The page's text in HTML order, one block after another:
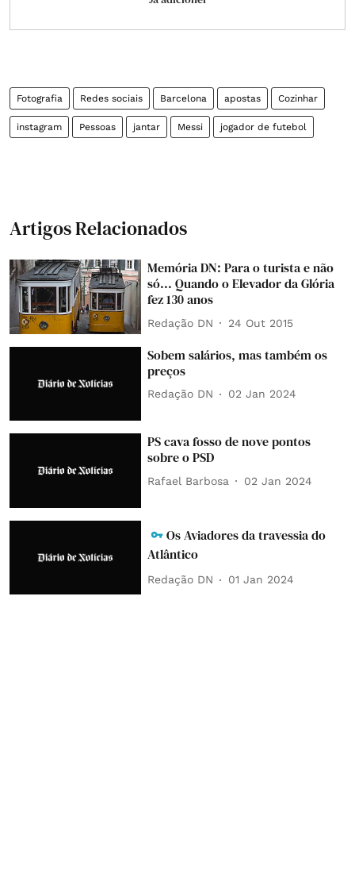
Fotografia Redes sociais Barcelona apostas Cozinhar
instagram Pessoas jantar Messi jogador de futebol
Artigos Relacionados
Memória DN: Para o turista e não
só... Quando o Elevador da Glória
fez 130 anos
Redação DN 24 Out 2015
Sobem salários, mas também os
preços
Redação DN 02 Jan 2024
PS cava fosso de nove pontos
sobre o PSD
Rafael Barbosa 02 Jan 2024
Os Aviadores da travessia do
Atlântico
Redação DN 01 Jan 2024